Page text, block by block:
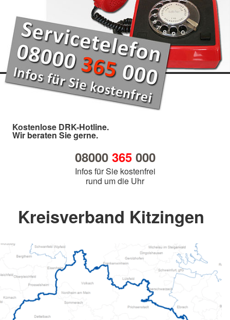
Kostenlose DRK-Hotline.
Wir beraten Sie gerne.
08000 365000
Infos für Sie kostenfrei
rund um die Uhr
Kreisverband Kitzingen